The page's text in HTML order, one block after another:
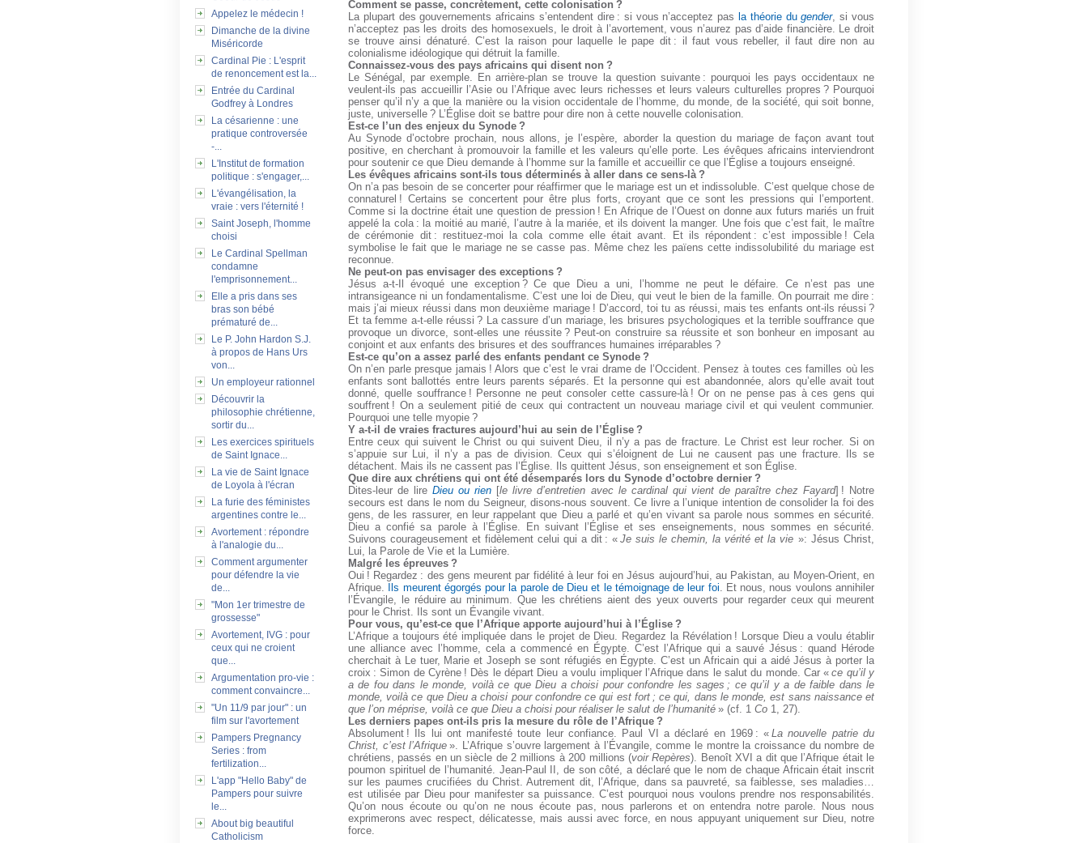
Appelez le médecin !
Dimanche de la divine
Miséricorde
Cardinal Pie : L'esprit
de renoncement est la...
Entrée du Cardinal
Godfrey à Londres
La césarienne : une
pratique controversée
-...
L'Institut de formation
politique : s'engager,...
L'évangélisation, la
vraie : vers l'éternité !
Saint Joseph, l'homme
choisi
Le Cardinal Spellman
condamne
l'emprisonnement...
Elle a pris dans ses
bras son bébé
prématuré de...
Le P. John Hardon S.J.
à propos de Hans Urs
von...
Un employeur rationnel
Découvrir la
philosophie chrétienne,
sortir du...
Les exercices spirituels
de Saint Ignace...
La vie de Saint Ignace
de Loyola à l'écran
La furie des féministes
argentines contre le...
Avortement : répondre
à l'analogie du...
Comment argumenter
pour défendre la vie
de...
"Mon 1er trimestre de
grossesse"
Avortement, IVG : pour
ceux qui ne croient
que...
Argumentation pro-vie :
comment convaincre...
"Un 11/9 par jour" : un
film sur l'avortement
Pampers Pregnancy
Series : from
fertilization...
L'app "Hello Baby" de
Pampers pour suivre
le...
About big beautiful
Catholicism
Comment se passe, concrètement, cette colonisation ?
La plupart des gouvernements africains s’entendent dire : si vous n’acceptez pas la théorie dugender, si vous
n’acceptez pas les droits des homosexuels, le droit à l’avortement, vous n’aurez pas d’aide financière. Le droit
se trouve ainsi dénaturé. C’est la raison pour laquelle le pape dit : il faut vous rebeller, il faut dire non au
colonialisme idéologique qui détruit la famille.
Connaissez-vous des pays africains qui disent non ?
Le Sénégal, par exemple. En arrière-plan se trouve la question suivante : pourquoi les pays occidentaux ne
veulent-ils pas accueillir l’Asie ou l’Afrique avec leurs richesses et leurs valeurs culturelles propres ? Pourquoi
penser qu’il n’y a que la manière ou la vision occidentale de l’homme, du monde, de la société, qui soit bonne,
juste, universelle ? L’Église doit se battre pour dire non à cette nouvelle colonisation.
Est-ce l’un des enjeux du Synode ?
Au Synode d’octobre prochain, nous allons, je l’espère, aborder la question du mariage de façon avant tout
positive, en cherchant à promouvoir la famille et les valeurs qu’elle porte. Les évêques africains interviendront
pour soutenir ce que Dieu demande à l’homme sur la famille et accueillir ce que l’Église a toujours enseigné.
Les évêques africains sont-ils tous déterminés à aller dans ce sens-là ?
On n’a pas besoin de se concerter pour réaffirmer que le mariage est un et indissoluble. C’est quelque chose de
connaturel ! Certains se concertent pour être plus forts, croyant que ce sont les pressions qui l’emportent.
Comme si la doctrine était une question de pression ! En Afrique de l’Ouest on donne aux futurs mariés un fruit
appelé la cola : la moitié au marié, l’autre à la mariée, et ils doivent la manger. Une fois que c’est fait, le maître
de cérémonie dit : restituez-moi la cola comme elle était avant. Et ils répondent : c’est impossible ! Cela
symbolise le fait que le mariage ne se casse pas. Même chez les païens cette indissolubilité du mariage est
reconnue.
Ne peut-on pas envisager des exceptions ?
Jésus a-t-Il évoqué une exception ? Ce que Dieu a uni, l’homme ne peut le défaire. Ce n’est pas une
intransigeance ni un fondamentalisme. C’est une loi de Dieu, qui veut le bien de la famille. On pourrait me dire :
mais j’ai mieux réussi dans mon deuxième mariage ! D’accord, toi tu as réussi, mais tes enfants ont-ils réussi ?
Et ta femme a-t-elle réussi ? La cassure d’un mariage, les brisures psychologiques et la terrible souffrance que
provoque un divorce, sont-elles une réussite ? Peut-on construire sa réussite et son bonheur en imposant au
conjoint et aux enfants des brisures et des souffrances humaines irréparables ?
Est-ce qu’on a assez parlé des enfants pendant ce Synode ?
On n’en parle presque jamais ! Alors que c’est le vrai drame de l’Occident. Pensez à toutes ces familles où les
enfants sont ballottés entre leurs parents séparés. Et la personne qui est abandonnée, alors qu’elle avait tout
donné, quelle souffrance ! Personne ne peut consoler cette cassure-là ! Or on ne pense pas à ces gens qui
souffrent ! On a seulement pitié de ceux qui contractent un nouveau mariage civil et qui veulent communier.
Pourquoi une telle myopie ?
Y a-t-il de vraies fractures aujourd’hui au sein de l’Église ?
Entre ceux qui suivent le Christ ou qui suivent Dieu, il n’y a pas de fracture. Le Christ est leur rocher. Si on
s’appuie sur Lui, il n’y a pas de division. Ceux qui s’éloignent de Lui ne causent pas une fracture. Ils se
détachent. Mais ils ne cassent pas l’Église. Ils quittent Jésus, son enseignement et son Église.
Que dire aux chrétiens qui ont été désemparés lors du Synode d’octobre dernier ?
Dites-leur de lireDieu ou rien [le livre d’entretien avec le cardinal qui vient de paraître chez Fayard] ! Notre
secours est dans le nom du Seigneur, disons-nous souvent. Ce livre a l’unique intention de consolider la foi des
gens, de les rassurer, en leur rappelant que Dieu a parlé et qu’en vivant sa parole nous sommes en sécurité.
Dieu a confié sa parole à l’Église. En suivant l’Église et ses enseignements, nous sommes en sécurité.
Suivons courageusement et fidèlement celui qui a dit : « Je suis le chemin, la vérité et la vie »: Jésus Christ,
Lui, la Parole de Vie et la Lumière.
Malgré les épreuves ?
Oui ! Regardez : des gens meurent par fidélité à leur foi en Jésus aujourd’hui, au Pakistan, au Moyen-Orient, en
Afrique.
Ils meurent égorgés pour la parole de Dieu et le témoignage de leur foi. Et nous, nous voulons annihiler
l’Évangile, le réduire au minimum. Que les chrétiens aient des yeux ouverts pour regarder ceux qui meurent
pour le Christ. Ils sont un Évangile vivant.
Pour vous, qu’est-ce que l’Afrique apporte aujourd’hui à l’Église ?
L’Afrique a toujours été impliquée dans le projet de Dieu. Regardez la Révélation ! Lorsque Dieu a voulu établir
une alliance avec l’homme, cela a commencé en Égypte. C’est l’Afrique qui a sauvé Jésus : quand Hérode
cherchait à Le tuer, Marie et Joseph se sont réfugiés en Égypte. C’est un Africain qui a aidé Jésus à porter la
croix : Simon de Cyrène ! Dès le départ Dieu a voulu impliquer l’Afrique dans le salut du monde. Car «ce qu’il y
a de fou dans le monde, voilà ce que Dieu a choisi pour confondre les sages ; ce qu’il y a de faible dans le
monde, voilà ce que Dieu a choisi pour confondre ce qui est fort ; ce qui, dans le monde, est sans naissance et
que l’on méprise, voilà ce que Dieu a choisi pour réaliser le salut de l’humanité » (cf. 1 Co 1, 27).
Les derniers papes ont-ils pris la mesure du rôle de l’Afrique ?
Absolument ! Ils lui ont manifesté toute leur confiance. Paul VI a déclaré en 1969 : «La nouvelle patrie du
Christ, c’est l’Afrique ». L’Afrique s’ouvre largement à l’Évangile, comme le montre la croissance du nombre de
chrétiens, passés en un siècle de 2 millions à 200 millions (voir Repères). Benoît XVI a dit que l’Afrique était le
poumon spirituel de l’humanité. Jean-Paul II, de son côté, a déclaré que le nom de chaque Africain était inscrit
sur les paumes crucifiées du Christ. Autrement dit, l’Afrique, dans sa pauvreté, sa faiblesse, ses maladies…
est utilisée par Dieu pour manifester sa puissance. C’est pourquoi nous voulons prendre nos responsabilités.
Qu’on nous écoute ou qu’on ne nous écoute pas, nous parlerons et on entendra notre parole. Nous nous
exprimerons avec respect, délicatesse, mais aussi avec force, en nous appuyant uniquement sur Dieu, notre
force.